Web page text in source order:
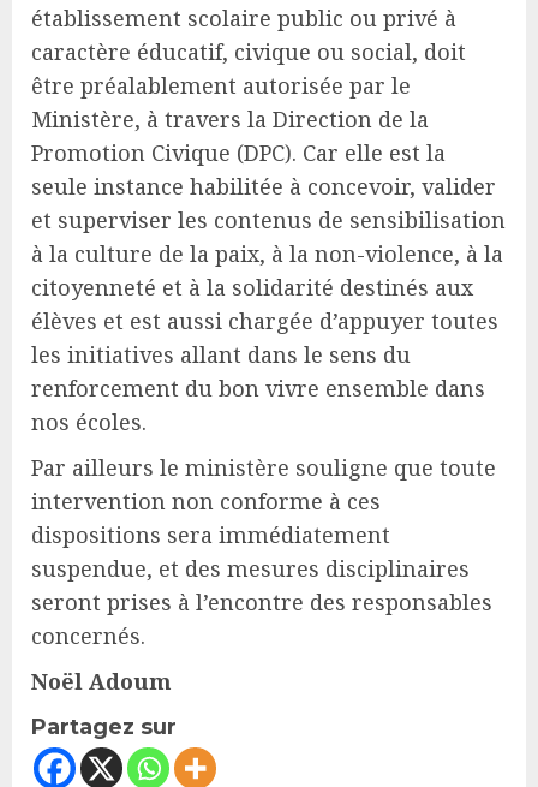
établissement scolaire public ou privé à
caractère éducatif, civique ou social, doit
être préalablement autorisée par le
Ministère, à travers la Direction de la
Promotion Civique (DPC). Car elle est la
seule instance habilitée à concevoir, valider
et superviser les contenus de sensibilisation
à la culture de la paix, à la non-violence, à la
citoyenneté et à la solidarité destinés aux
élèves et est aussi chargée d’appuyer toutes
les initiatives allant dans le sens du
renforcement du bon vivre ensemble dans
nos écoles.
Par ailleurs le ministère souligne que toute
intervention non conforme à ces
dispositions sera immédiatement
suspendue, et des mesures disciplinaires
seront prises à l’encontre des responsables
concernés.
Noël Adoum
Partagez sur